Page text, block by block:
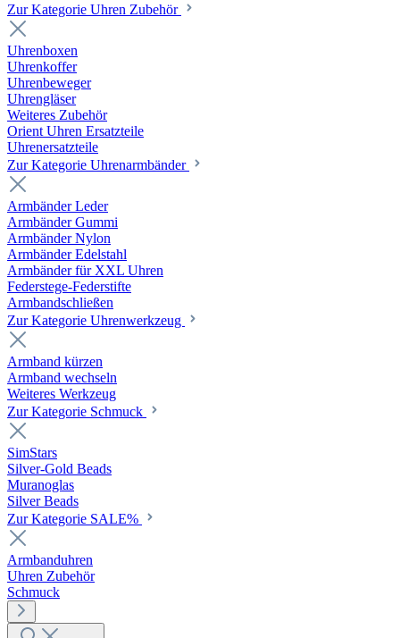
Zur Kategorie Uhren Zubehör
Uhrenboxen
Uhrenkoffer
Uhrenbeweger
Uhrengläser
Weiteres Zubehör
Orient Uhren Ersatzteile
Uhrenersatzteile
Zur Kategorie Uhrenarmbänder
Armbänder Leder
Armbänder Gummi
Armbänder Nylon
Armbänder Edelstahl
Armbänder für XXL Uhren
Federstege-Federstifte
Armbandschließen
Zur Kategorie Uhrenwerkzeug
Armband kürzen
Armband wechseln
Weiteres Werkzeug
Zur Kategorie Schmuck
SimStars
Silver-Gold Beads
Muranoglas
Silver Beads
Zur Kategorie SALE%
Armbanduhren
Uhren Zubehör
Schmuck